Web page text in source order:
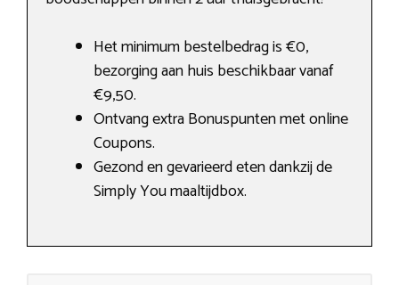
Het minimum bestelbedrag is €0,
bezorging aan huis beschikbaar vanaf
€9,50.
Ontvang extra Bonuspunten met online
Coupons.
Gezond en gevarieerd eten dankzij de
Simply You maaltijdbox.